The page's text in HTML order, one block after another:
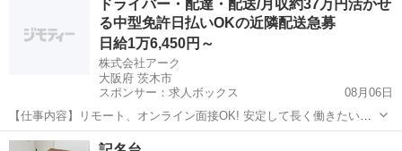
50円お値引き致...
ドライバー・配達・配送/月収約37万円活かせ
る中型免許日払いOKの近隣配送急募
日給1万6,450円～
株式会社アーク
大阪府 茨木市
スポンサー：求人ボックス
08月06日
【仕事内容】リモート、オンライン面接OK! 安定して長く働きたい方
必見 ～配送ドライバー募集!～ <お仕事内容> 店舗やセンター、商店な
アルバイト・パート